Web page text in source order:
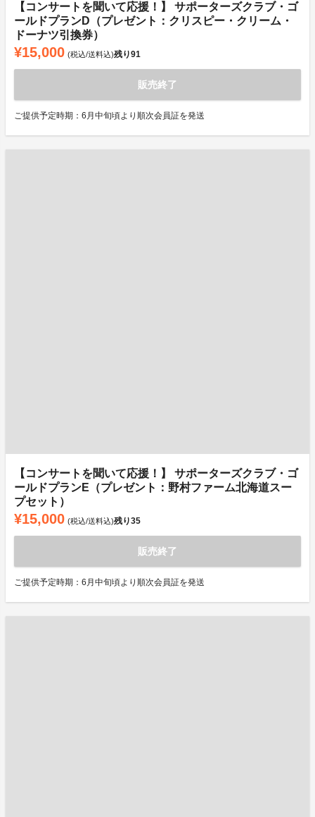
【コンサートを聞いて応援！】 サポーターズクラブ・ゴ
ールドプランD（プレゼント：クリスピー・クリーム・
ドーナツ引換券）
¥15,000 (税込/送料込)残り91
販売終了
ご提供予定時期：6月中旬頃より順次会員証を発送
【コンサートを聞いて応援！】 サポーターズクラブ・ゴ
ールドプランE（プレゼント：野村ファーム北海道スー
プセット）
¥15,000 (税込/送料込)残り35
販売終了
ご提供予定時期：6月中旬頃より順次会員証を発送